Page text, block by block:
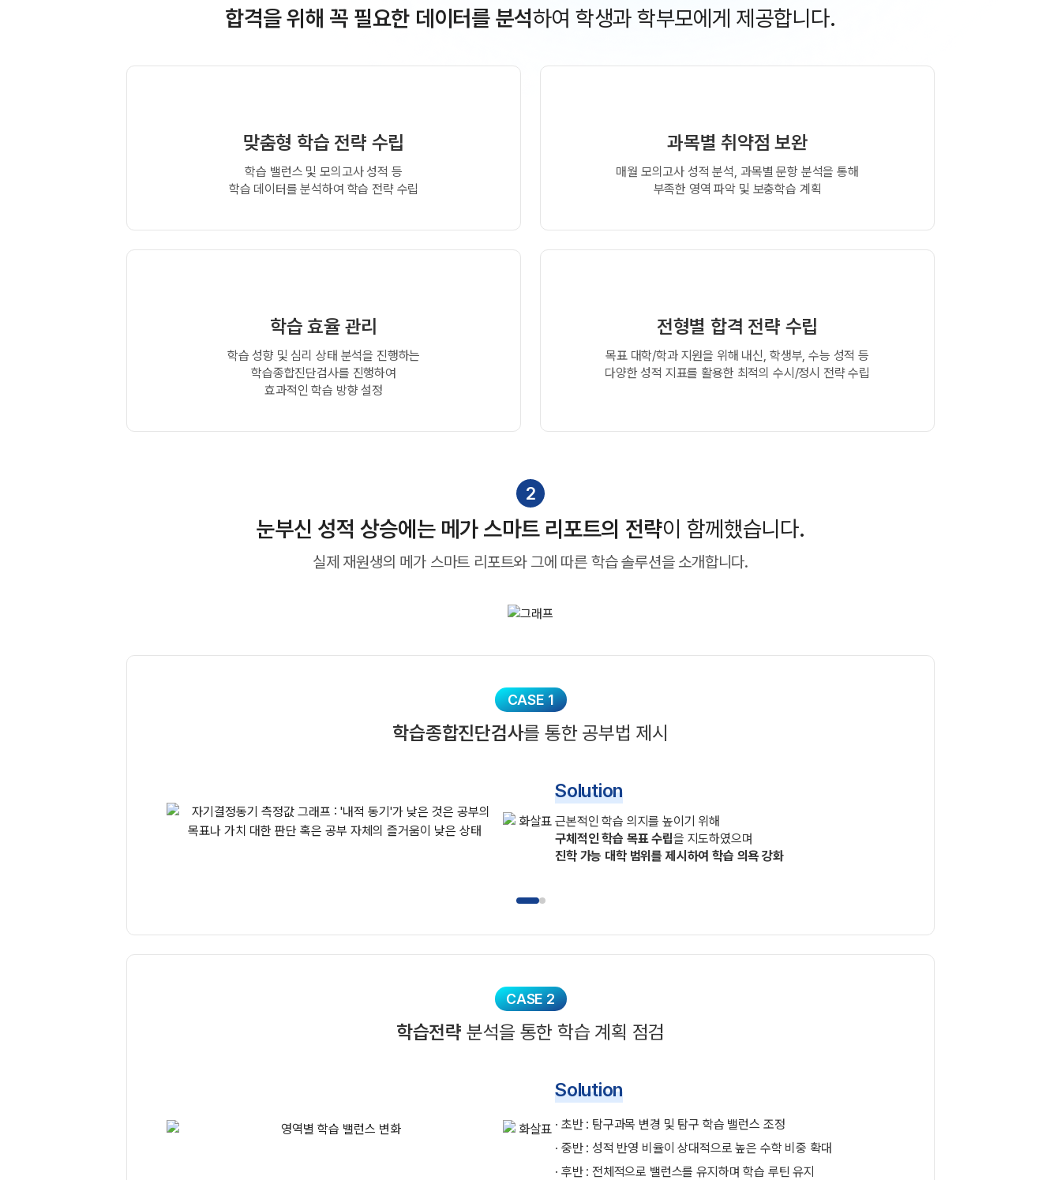
합격을 위해 꼭 필요한 데이터를 분석하여학생과 학부모에게 제공합니다.
맞춤형 학습 전략 수립
학습 밸런스 및 모의고사 성적 등
학습 데이터를 분석하여 학습 전략 수립
과목별 취약점 보완
매월 모의고사 성적 분석, 과목별 문항 분석을 통해
부족한 영역 파악 및 보충학습 계획
학습 효율 관리
학습 성향 및 심리 상태 분석을 진행하는
학습종합진단검사를 진행하여
효과적인 학습 방향 설정
전형별 합격 전략 수립
목표 대학/학과 지원을 위해 내신, 학생부,수능 성적 등
다양한 성적 지표를 활용한 최적의 수시/정시 전략 수립
2
눈부신 성적 상승에는 메가 스마트 리포트의 전략이 함께했습니다.
실제 재원생의 메가 스마트 리포트와 그에 따른 학습 솔루션을 소개합니다.
CASE 1
학습종합진단검사를 통한 공부법 제시
Solution
근본적인 학습 의지를 높이기 위해
구체적인 학습 목표 수립을 지도하였으며
진학 가능 대학 범위를 제시하여 학습 의욕 강화
CASE 2
학습전략 분석을 통한 학습 계획 점검
Solution
· 초반 : 탐구과목 변경 및 탐구 학습 밸런스 조정
· 중반 : 성적 반영 비율이 상대적으로 높은 수학 비중 확대
· 후반 : 전체적으로 밸런스를 유지하며 학습 루틴 유지